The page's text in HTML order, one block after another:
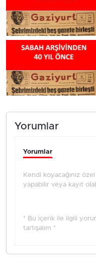
Yorumlar
Yorumlar
Kendi koyacağınız
yapabilir veya kayıt
* Bu içerik ile ilgili
tartışalım *